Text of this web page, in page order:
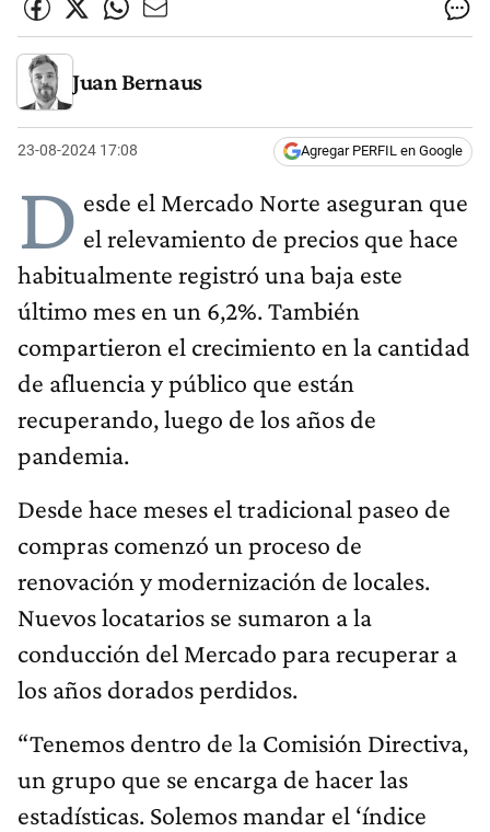
Juan Bernaus
23-08-2024 17:08 Agregar PERFIL en Google
D esde el Mercado Norte aseguran que
el relevamiento de precios que hace
habitualmente registró una baja este
último mes en un 6,2%. También
compartieron el crecimiento en la cantidad
de afluencia y público que están
recuperando, luego de los años de
pandemia.
Desde hace meses el tradicional paseo de
compras comenzó un proceso de
renovación y modernización de locales.
Nuevos locatarios se sumaron a la
conducción del Mercado para recuperar a
los años dorados perdidos.
“Tenemos dentro de la Comisión Directiva,
un grupo que se encarga de hacer las
estadísticas. Solemos mandar el ‘índice